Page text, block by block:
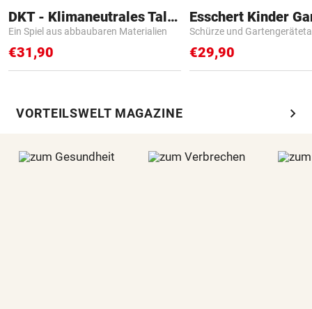
DKT - Klimaneutrales Talent
Ein Spiel aus abbaubaren Materialien
€31,90
Schürze und
€29,90
VORTEILSWELT MAGAZINE chevron_right